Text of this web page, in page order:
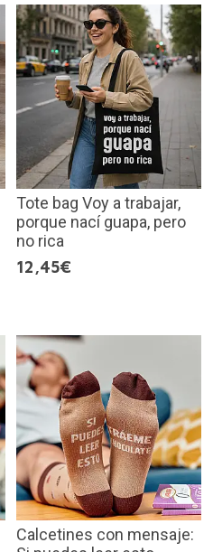
Tote bag Voy a trabajar,
porque nací guapa, pero
no rica
12,45€
Calcetines con mensaje: